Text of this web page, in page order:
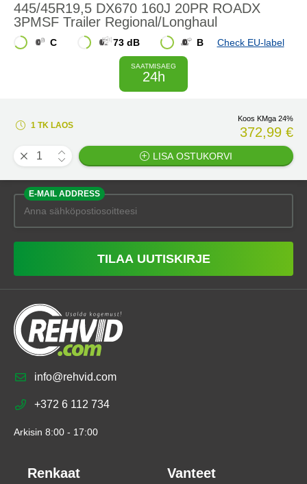
445/45R19,5 DX670 160J 20PR ROADX
3PMSF Trailer Regional/Longhaul
C 73 dB B Check EU-label
SAATMISAEG
24h
1 TK LAOS
Koos KMga 24%
372,99 €
LISA OSTUKORVI
E-MAIL ADDRESS
TILAA UUTISKIRJE
info@rehvid.com
+372 6 112 734
Arkisin 8:00 - 17:00
Renkaat Vanteet